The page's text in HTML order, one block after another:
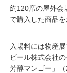
約120席の屋外会
で購入した商品を
入場料には物産
ビール株式会社
芳醇マンゴー」